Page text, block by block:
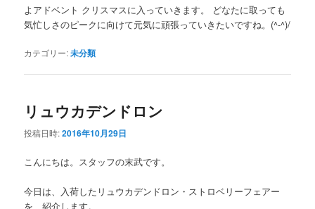
よアドベント クリスマスに入っていきます。 どなたに取っても
気忙しさのピークに向けて元気に頑張っていきたいですね。(^-^)/
カテゴリー:未分類
リュウカデンドロン
投稿日時:2016年10月29日
こんにちは。スタッフの末武です。
今日は、入荷したリュウカデンドロン・ストロベリーフェアー
を、紹介します。